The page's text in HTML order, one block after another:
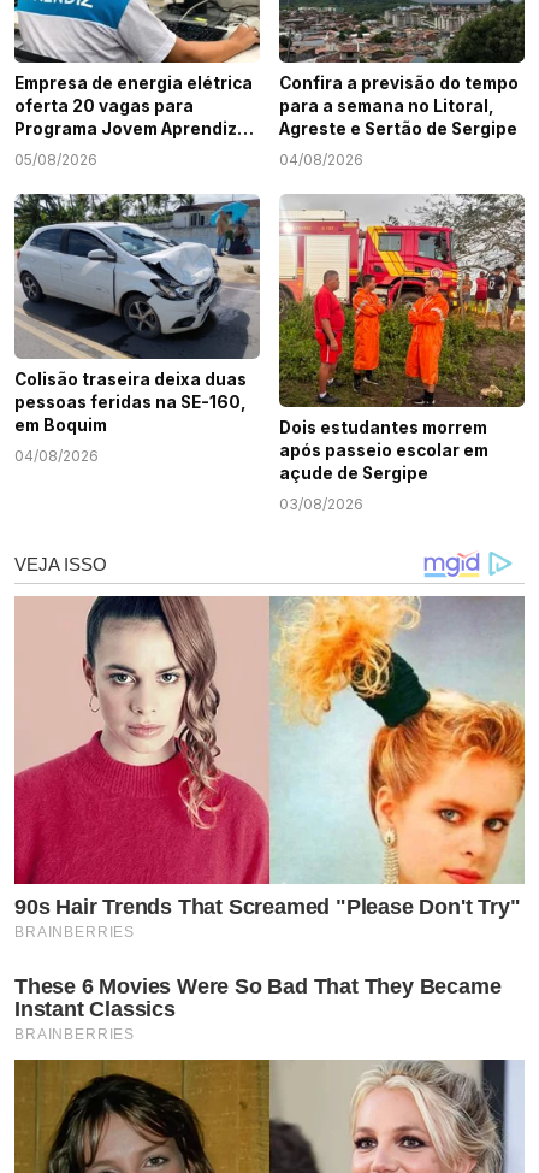
Empresa de energia elétrica
oferta 20 vagas para
Programa Jovem Aprendiz
em Sergipe
05/08/2026
Confira a previsão do tempo
para a semana no Litoral,
Agreste e Sertão de Sergipe
04/08/2026
Colisão traseira deixa duas
pessoas feridas na SE-160,
em Boquim
04/08/2026
Dois estudantes morrem
após passeio escolar em
açude de Sergipe
03/08/2026